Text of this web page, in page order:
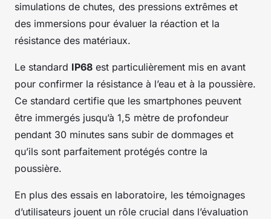
simulations de chutes, des pressions extrêmes et
des immersions pour évaluer la réaction et la
résistance des matériaux.
Le standard IP68 est particulièrement mis en avant
pour confirmer la résistance à l’eau et à la poussière.
Ce standard certifie que les smartphones peuvent
être immergés jusqu’à 1,5 mètre de profondeur
pendant 30 minutes sans subir de dommages et
qu’ils sont parfaitement protégés contre la
poussière.
En plus des essais en laboratoire, les témoignages
d’utilisateurs jouent un rôle crucial dans l’évaluation